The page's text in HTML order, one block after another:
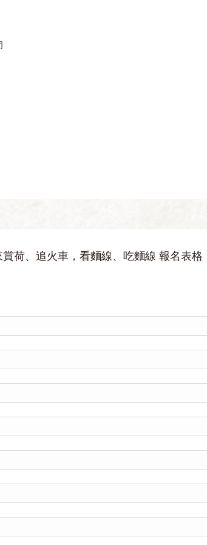
荷、追火車，看麵線、吃麵線 報名表格